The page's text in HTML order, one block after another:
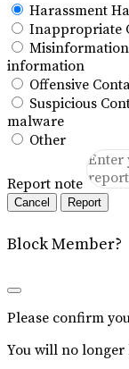
Harassment
Inappropriate
Misinformation
information
Offensive
Suspicious
malware
Other
Report note
Report
Block Member?
Please confirm
You will no longer